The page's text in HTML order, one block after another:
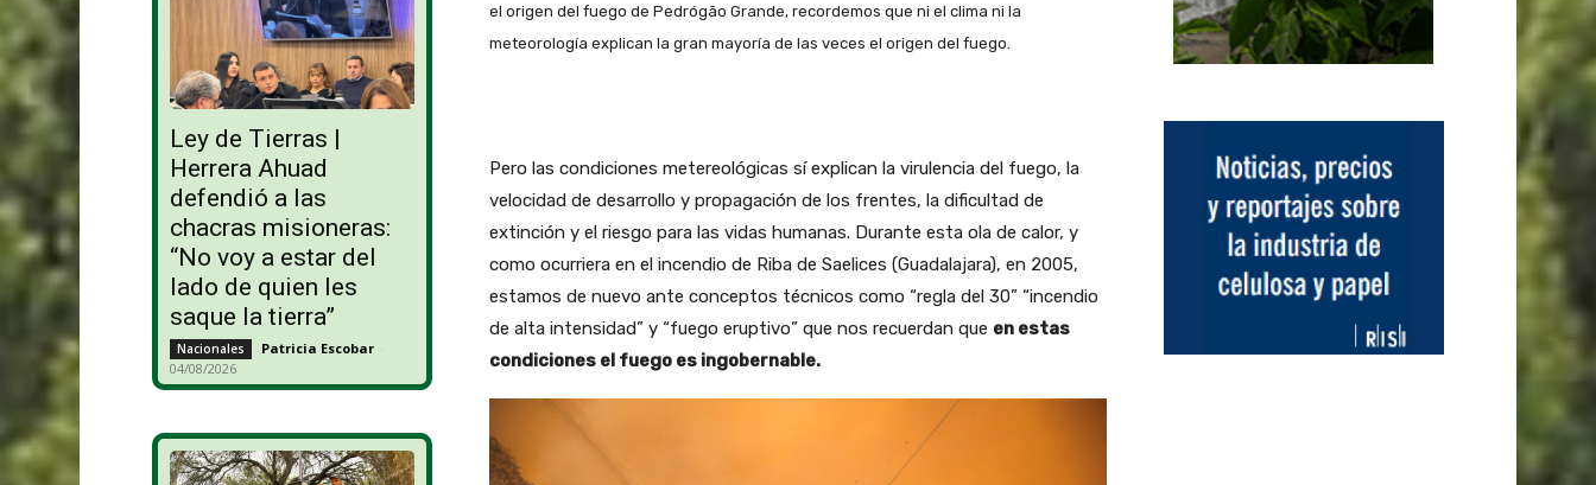
Ley de Tierras |
Herrera Ahuad
defendió a las
chacras misioneras:
“No voy a estar del
lado de quien les
saque la tierra”
Nacionales Patricia Escobar -
04/08/2026
el origen del fuego de Pedrógão Grande, recordemos que ni el clima ni la
meteorología explican la gran mayoría de las veces el origen del fuego.
Pero las condiciones metereológicas sí explican la virulencia del fuego, la
velocidad de desarrollo y propagación de los frentes, la dificultad de
extinción y el riesgo para las vidas humanas. Durante esta ola de calor, y
como ocurriera en el incendio de Riba de Saelices (Guadalajara), en 2005,
estamos de nuevo ante conceptos técnicos como “regla del 30” “incendio
de alta intensidad” y “fuego eruptivo” que nos recuerdan que en estas
condiciones el fuego es ingobernable.